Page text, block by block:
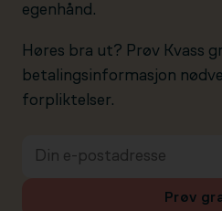
egenhånd.
Høres bra ut? Prøv Kvass
betalingsinformasjon
forpliktelser.
Prøv